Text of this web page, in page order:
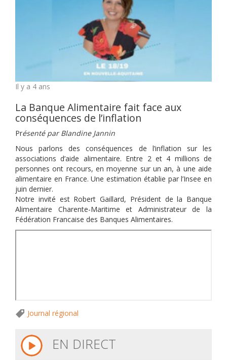
Il y a 4 ans
La Banque Alimentaire fait face aux
conséquences de l’inflation
Présenté par Blandine Jannin
Nous parlons des conséquences de l’inflation sur les
associations d’aide alimentaire. Entre 2 et 4 millions de
personnes ont recours, en moyenne sur un an, à une aide
alimentaire en France. Une estimation établie par l’Insee en
juin dernier.
Notre invité est Robert Gaillard, Président de la Banque
Alimentaire Charente-Maritime et Administrateur de la
Fédération Francaise des Banques Alimentaires.
Journal régional
EN DIRECT